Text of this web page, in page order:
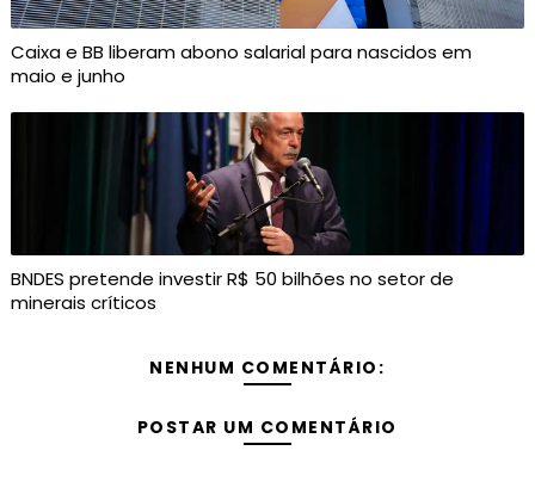
Caixa e BB liberam abono salarial para nascidos em
maio e junho
BNDES pretende investir R$ 50 bilhões no setor de
minerais críticos
NENHUM COMENTÁRIO:
POSTAR UM COMENTÁRIO